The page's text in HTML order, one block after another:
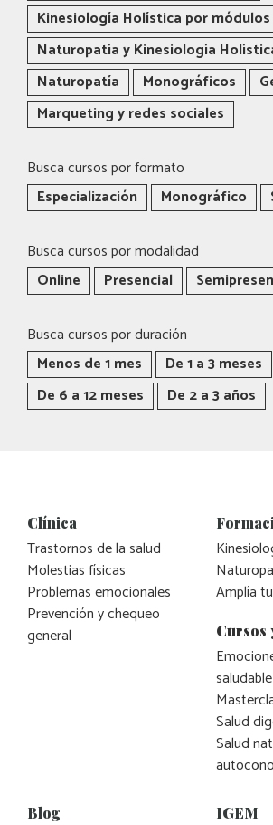
Kinesiología Holística por módulos
Naturopatía y Kinesiología
Naturopatía
Monográficos
Marqueting y redes sociales
Busca cursos por formato
Especialización
Monográfico
Busca cursos por modalidad
Online
Presencial
Busca cursos por duración
Menos de 1 mes
De 1 a 3 meses
De 6 a 12 meses
De 2 a 3 años
Clínica
Trastornos de la salud
Molestias físicas
Problemas emocionales
Prevención y chequeo
general
Amplía
Cursos
saludable
Salud
Salud
Blog IGEM